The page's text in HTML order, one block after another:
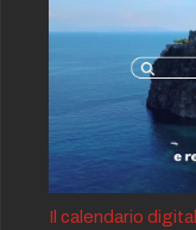
Il calendario